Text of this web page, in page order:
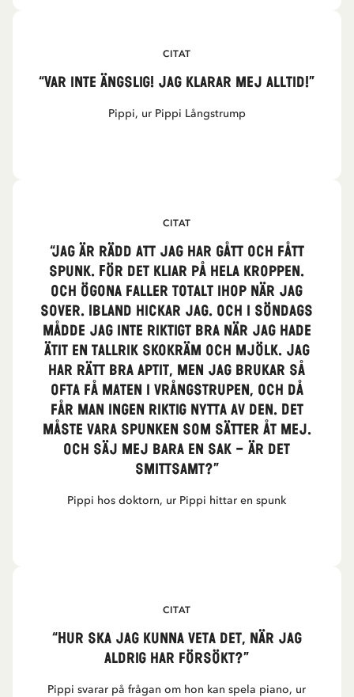
CITAT
“Var inte ängslig! Jag klarar mej alltid!”
Pippi, ur Pippi Långstrump
CITAT
“Jag är rädd att jag har gått och fått
spunk. För det kliar på hela kroppen.
Och ögona faller totalt ihop när jag
sover. Ibland hickar jag. Och i söndags
mådde jag inte riktigt bra när jag hade
ätit en tallrik skokräm och mjölk. Jag
har rätt bra aptit, men jag brukar så
ofta få maten i vrångstrupen, och då
får man ingen riktig nytta av den. Det
måste vara spunken som sätter åt mej.
Och säj mej bara en sak – är det
smittsamt?”
Pippi hos doktorn, ur Pippi hittar en spunk
CITAT
“Hur ska jag kunna veta det, när jag
aldrig har försökt?”
Pippi svarar på frågan om hon kan spela piano, ur